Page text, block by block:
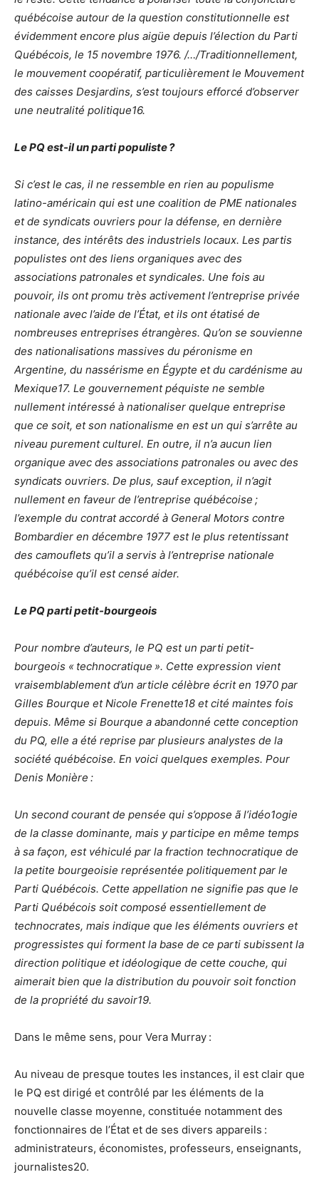
québécoise autour de la question constitutionnelle est
évidemment encore plus aigüe depuis l’élection du Parti
Québécois, le 15 novembre 1976. /…/Traditionnellement,
le mouvement coopératif, particulièrement le Mouvement
des caisses Desjardins, s’est toujours efforcé d’observer
une neutralité politique16.
Le PQ est-il un parti populiste ?
Si c’est le cas, il ne ressemble en rien au populisme
latino-américain qui est une coalition de PME nationales
et de syndicats ouvriers pour la défense, en dernière
instance, des intérêts des industriels locaux. Les partis
populistes ont des liens organiques avec des
associations patronales et syndicales. Une fois au
pouvoir, ils ont promu très activement l’entreprise privée
nationale avec l’aide de l’État, et ils ont étatisé de
nombreuses entreprises étrangères. Qu’on se souvienne
des nationalisations massives du péronisme en
Argentine, du nassérisme en Égypte et du cardénisme au
Mexique17. Le gouvernement péquiste ne semble
nullement intéressé à nationaliser quelque entreprise
que ce soit, et son nationalisme en est un qui s’arrête au
niveau purement culturel. En outre, il n’a aucun lien
organique avec des associations patronales ou avec des
syndicats ouvriers. De plus, sauf exception, il n’agit
nullement en faveur de l’entreprise québécoise ;
l’exemple du contrat accordé à General Motors contre
Bombardier en décembre 1977 est le plus retentissant
des camouflets qu’il a servis à l’entreprise nationale
québécoise qu’il est censé aider.
Le PQ parti petit-bourgeois
Pour nombre d’auteurs, le PQ est un parti petit-
bourgeois « technocratique ». Cette expression vient
vraisemblablement d’un article célèbre écrit en 1970 par
Gilles Bourque et Nicole Frenette18 et cité maintes fois
depuis. Même si Bourque a abandonné cette conception
du PQ, elle a été reprise par plusieurs analystes de la
société québécoise. En voici quelques exemples. Pour
Denis Monière :
Un second courant de pensée qui s’oppose ã l’idéo1ogie
de la classe dominante, mais y participe en même temps
à sa façon, est véhiculé par la fraction technocratique de
la petite bourgeoisie représentée politiquement par le
Parti Québécois. Cette appellation ne signifie pas que le
Parti Québécois soit composé essentiellement de
technocrates, mais indique que les éléments ouvriers et
progressistes qui forment la base de ce parti subissent la
direction politique et idéologique de cette couche, qui
aimerait bien que la distribution du pouvoir soit fonction
de la propriété du savoir19.
Dans le même sens, pour Vera Murray :
Au niveau de presque toutes les instances, il est clair que
le PQ est dirigé et contrôlé par les éléments de la
nouvelle classe moyenne, constituée notamment des
fonctionnaires de l’État et de ses divers appareils :
administrateurs, économistes, professeurs, enseignants,
journalistes20.